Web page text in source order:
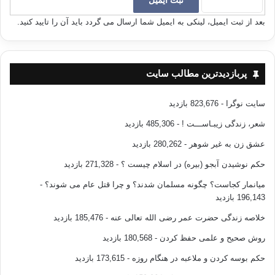
24 – ظالم ، کسی است که ظاهرش از باطن بهتر جلوه کند ؛ مقتصد ، ظاهر و
25 – ظالم ، مرتکب گناه بزرگ خواهد شد ؛ مقتصد ، مرتکب گناه کوچک و سابق
، از دو پاک است .
26 – ظالم ، کسی است که قرآن می خواند و ان را نمی داند و به آن هم عمل
نخواهد کرد ؛ مقتصد ؛ با آگاهی تلاوت می کند ؛ ولی به آن عمل نخواهد کرد و اما
27- ظالم ، نسبت به حقایق نادان ؛ مقتصد ، تلمیذ است و سابق ، دانا .
28 – ظالم ، وقتی حساب رسی شود درد آتش می چشد ، چون از زمره ی نگون
ی نیک بختان است و سابق ، آن که بدون حساب وارد خلد برین خواهد شد .
شود ، مقتصد ، در انجام وظایف خود کوشاست ؛ هر چند توفیق کامل نیابد و
بعد از ثبت ایمیل، لینکی به ایمیل شما ارسال می گردد باید آن را تایید کنید.
پربازدیدترین مطالب سایت
سایت نوگرا - 823,676 بازدید
شعر، زندگی زیبـاســـت ! - 485,306 بازدید
عشق زن به غیر شوهر - 280,262 بازدید
حکم نوشیدن آبجو (بیره) در اسلام چیست ؟ - 271,328 بازدید
میانمار کجاست؟ چگونه مسلمان شدند؟ و چرا قتل عام می شوند؟ -
196,143 بازدید
خلاصه زندگی حضرت عمر رضی الله تعالی عنه - 185,476 بازدید
روش صحیح و علمی حفظ کردن - 180,568 بازدید
حکم بوسه کردن و ملاعبه در هنگام روزه - 173,615 بازدید